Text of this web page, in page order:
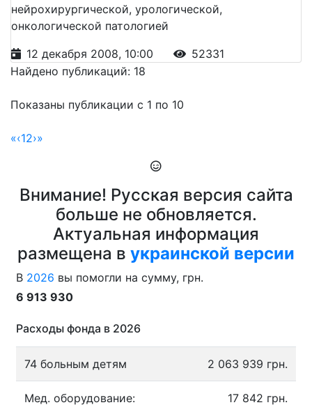
нейрохирургической, урологической,
онкологической патологией
12 декабря 2008, 10:00
52331
Найдено публикаций: 18
Показаны публикации с 1 по 10
«‹12›»
Внимание! Русская версия сайта
больше не обновляется.
Актуальная информация
размещена в украинской версии
В 2026 вы помогли на сумму, грн.
6 913 930
Расходы фонда в 2026
74 больным детям 2 063 939 грн.
Мед. оборудование: 17 842 грн.